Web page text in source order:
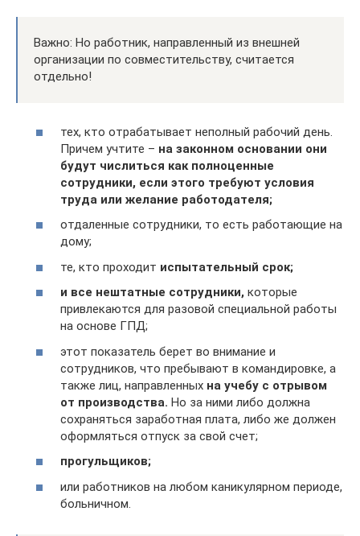
Важно: Но работник, направленный из внешней
организации по совместительству, считается
отдельно!
тех, кто отрабатывает неполный рабочий день.
Причем учтите – на законном основании они
будут числиться как полноценные
сотрудники, если этого требуют условия
труда или желание работодателя;
отдаленные сотрудники, то есть работающие на
дому;
те, кто проходит испытательный срок;
и все нештатные сотрудники, которые
привлекаются для разовой специальной работы
на основе ГПД;
этот показатель берет во внимание и
сотрудников, что пребывают в командировке, а
также лиц, направленных на учебу с отрывом
от производства. Но за ними либо должна
сохраняться заработная плата, либо же должен
оформляться отпуск за свой счет;
прогульщиков;
или работников на любом каникулярном периоде,
больничном.